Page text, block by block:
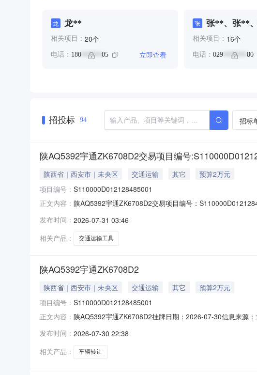
龙 龙**
相关项目： 20个
电话： 180 ****** 05 立即查看
张 张**、张**
相关项目： 16个
电话： 029******* 80
招投标 94 招标
陕AQ5392宇通ZK6708D2交易项目编号
陕西省｜西安市｜未央区 交通运输 其它
预算2万元
项目编号： S110000D012128485001
正文内容： 陕AQ5392宇通ZK6708D2交易项目编号：
评估基准日：挂牌期间：7挂牌日期：2026-7-30交易方式：
发布时间： 2026-07-31 03:46
相关产品：
交通运输工具
陕AQ5392宇通ZK6708D2
陕西省｜西安市｜未央区 交通运输 其它
预算2万元
项目编号： S110000D012128485001
正文内容： 陕AQ5392宇通ZK6708D2挂牌日期：2026-07-30信息来源
态进行现状转让和交接，转让方对车辆所作出的说明及相关
发布时间： 2026-07-30 22:38
相关产品：
车辆转让